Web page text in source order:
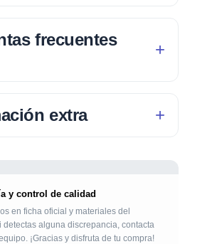
frecuentes
extra
y control de calidad
en ficha oficial y materiales del
detectas alguna discrepancia, contacta
¡Gracias y disfruta de tu compra!